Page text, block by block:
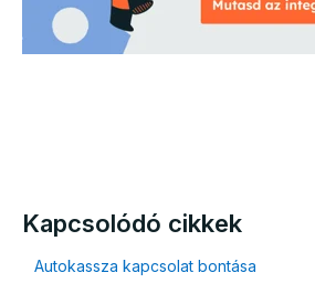
Kapcsolódó cikkek
Autokassza kapcsolat bontása